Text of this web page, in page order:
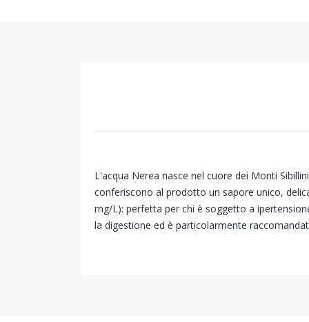
L'acqua Nerea nasce nel cuore dei Monti
conferiscono al prodotto un sapore unico,
mg/L): perfetta per chi è soggetto a
la digestione ed è particolarmente